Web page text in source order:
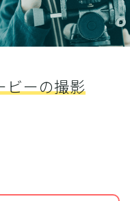
ビーの撮影